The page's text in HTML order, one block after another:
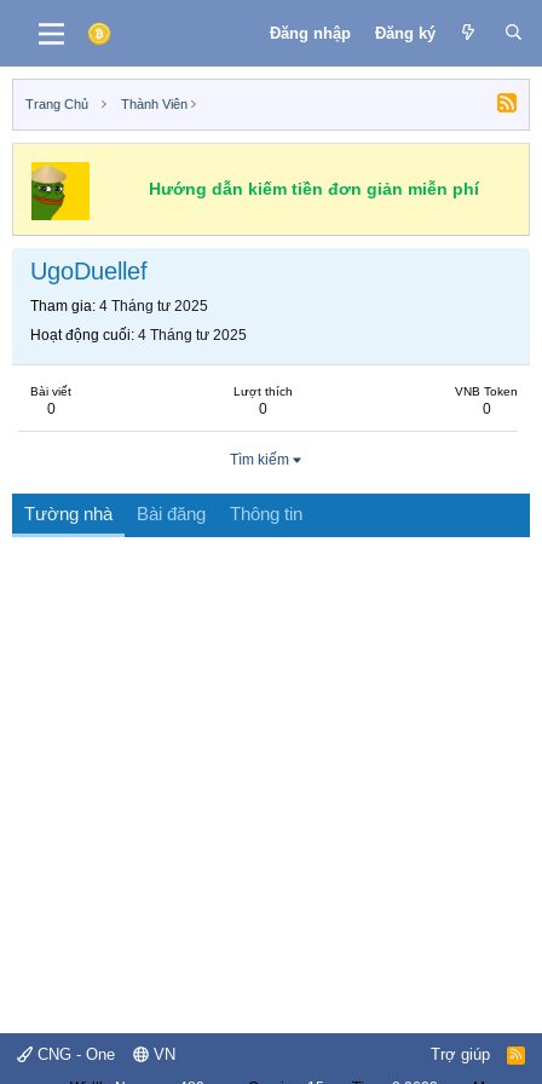
Đăng nhập Đăng ký
Trang Chủ Thành Viên
Hướng dẫn kiếm tiền đơn giản miễn phí
UgoDuellef
Tham gia 4 Tháng tư 2025
Hoạt động cuối 4 Tháng tư 2025
Bài viết
0
Lượt thích
0
VNB Token
0
Tìm kiếm
Tường nhà Bài đăng Thông tin
CNG - One VN Trợ giúp
R